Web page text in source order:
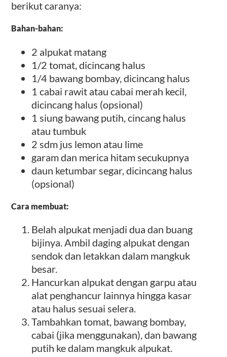
berikut caranya:
Bahan-bahan:
2 alpukat matang
1/2 tomat, dicincang halus
1/4 bawang bombay, dicincang halus
1 cabai rawit atau cabai merah kecil,
dicincang halus (opsional)
1 siung bawang putih, cincang halus
atau tumbuk
2 sdm jus lemon atau lime
garam dan merica hitam secukupnya
daun ketumbar segar, dicincang halus
(opsional)
Cara membuat:
Belah alpukat menjadi dua dan buang
bijinya. Ambil daging alpukat dengan
sendok dan letakkan dalam mangkuk
besar.
Hancurkan alpukat dengan garpu atau
alat penghancur lainnya hingga kasar
atau halus sesuai selera.
Tambahkan tomat, bawang bombay,
cabai (jika menggunakan), dan bawang
putih ke dalam mangkuk alpukat.